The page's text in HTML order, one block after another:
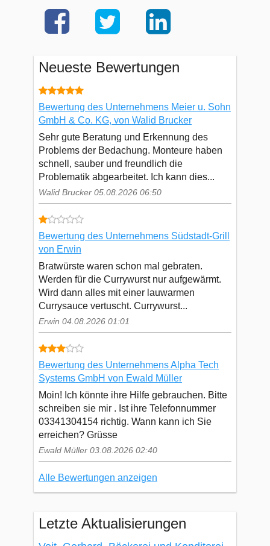
Neueste Bewertungen
Bewertung des Unternehmens Meier u. Sohn
GmbH & Co. KG, von Walid Brucker
Sehr gute Beratung und Erkennung des
Problems der Bedachung. Monteure haben
schnell, sauber und freundlich die
Problematik abgearbeitet. Ich kann dies...
Walid Brucker 05.08.2026 06:50
Bewertung des Unternehmens Südstadt-Grill
von Erwin
Bratwürste waren schon mal gebraten.
Werden für die Currywurst nur aufgewärmt.
Wird dann alles mit einer lauwarmen
Currysauce vertuscht. Currywurst...
Erwin 04.08.2026 01:01
Bewertung des Unternehmens Alpha Tech
Systems GmbH von Ewald Müller
Moin! Ich könnte ihre Hilfe gebrauchen. Bitte
schreiben sie mir . Ist ihre Telefonnummer
03341304154 richtig. Wann kann ich Sie
erreichen? Grüsse
Ewald Müller 03.08.2026 02:40
Alle Bewertungen anzeigen
Letzte Aktualisierungen